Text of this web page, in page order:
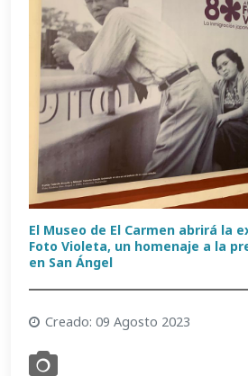
El Museo de El Carmen abrirá la
Foto Violeta, un homenaje a la
en San Ángel
Creado: 09 Agosto 2023